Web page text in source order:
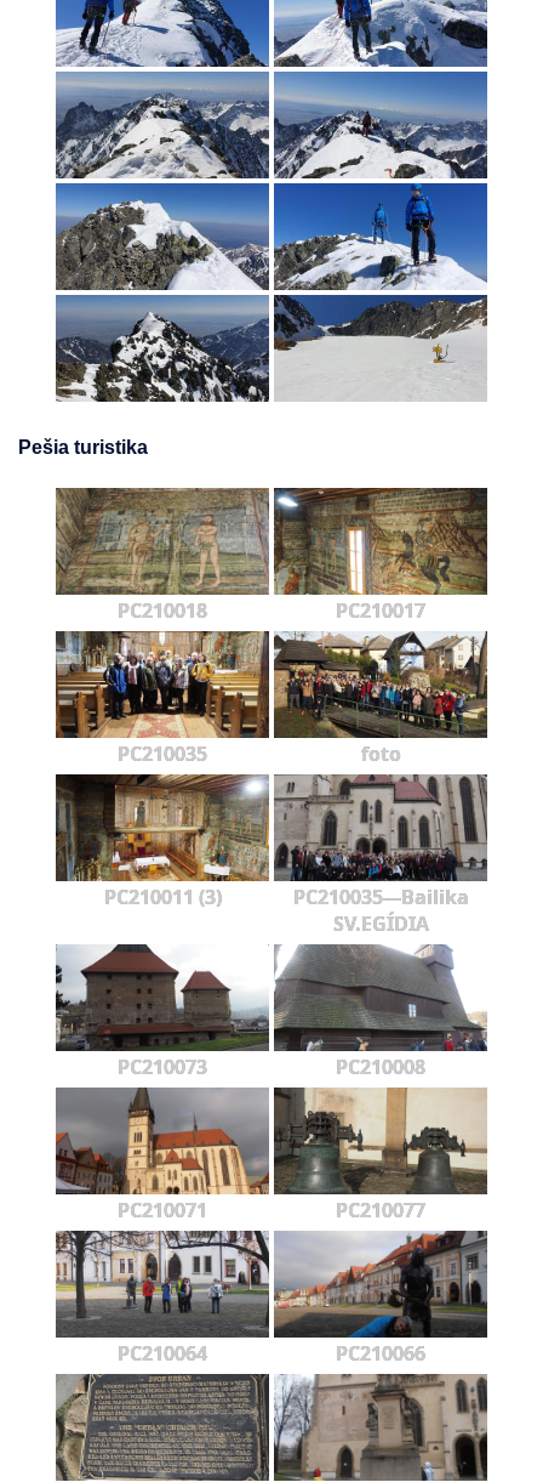
Pešia turistika
PC210018 PC210017
PC210035 foto
PC210011 (3)
PC210035---Bailika
SV.EGÍDIA
PC210073 PC210008
PC210071 PC210077
PC210064 PC210066